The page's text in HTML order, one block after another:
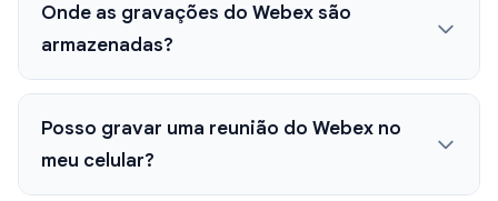
Onde as gravações do Webex são
armazenadas?
Posso gravar uma reunião do Webex no
meu celular?